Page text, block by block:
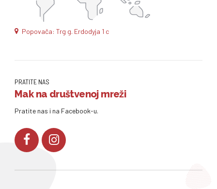
Popovača: Trg g. Erdodyja 1 c
PRATITE NAS
Mak na društvenoj mreži
Pratite nas i na Facebook-u.